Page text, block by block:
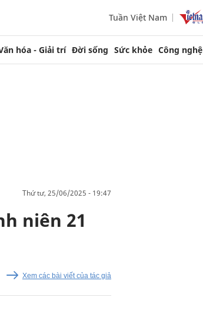
Tuần Việt Nam
hóa - Giải trí Đời sống Sức khỏe Công nghệ
thứ tư, 25/06/2025 - 19:47
niên 21
Xem các bài viết của tác giả